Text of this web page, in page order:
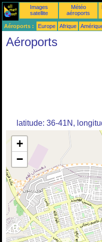
Images
satellite
Météo
aéroports
Aéroports : Europe Afrique
Aéroports
latitude: 36-41N,
+
−